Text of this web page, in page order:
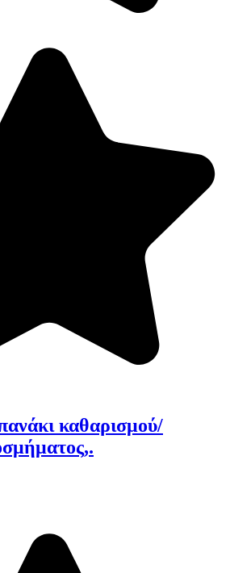
καθαρισμού/